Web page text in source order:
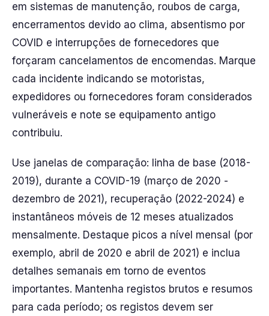
em sistemas de manutenção, roubos de carga,
encerramentos devido ao clima, absentismo por
COVID e interrupções de fornecedores que
forçaram cancelamentos de encomendas. Marque
cada incidente indicando se motoristas,
expedidores ou fornecedores foram considerados
vulneráveis e note se equipamento antigo
contribuiu.
Use janelas de comparação: linha de base (2018-
2019), durante a COVID-19 (março de 2020 -
dezembro de 2021), recuperação (2022-2024) e
instantâneos móveis de 12 meses atualizados
mensalmente. Destaque picos a nível mensal (por
exemplo, abril de 2020 e abril de 2021) e inclua
detalhes semanais em torno de eventos
importantes. Mantenha registos brutos e resumos
para cada período; os registos devem ser